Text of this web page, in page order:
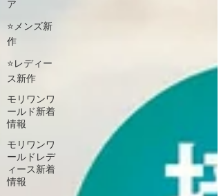
ア
⭐メンズ新
作
⭐レディー
ス新作
モリワンワ
ールド新着
情報
モリワンワ
ールドレデ
ィース新着
情報